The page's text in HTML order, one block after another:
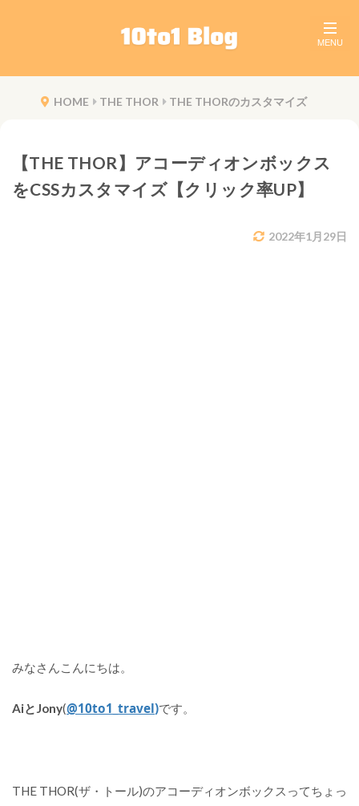
HOME THE THOR THE THORのカスタマイズ
【THE THOR】アコーディオンボックス
をCSSカスタマイズ【クリック率UP】
2022年1月29日
みなさんこんにちは。
AiとJony(@10to1_travel)です。
THE THOR(ザ・トール)のアコーディオンボックスってちょっ